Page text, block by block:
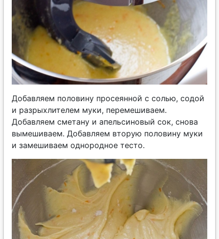
Добавляем половину просеянной с солью, содой
и разрыхлителем муки, перемешиваем.
Добавляем сметану и апельсиновый сок, снова
вымешиваем. Добавляем вторую половину муки
и замешиваем однородное тесто.